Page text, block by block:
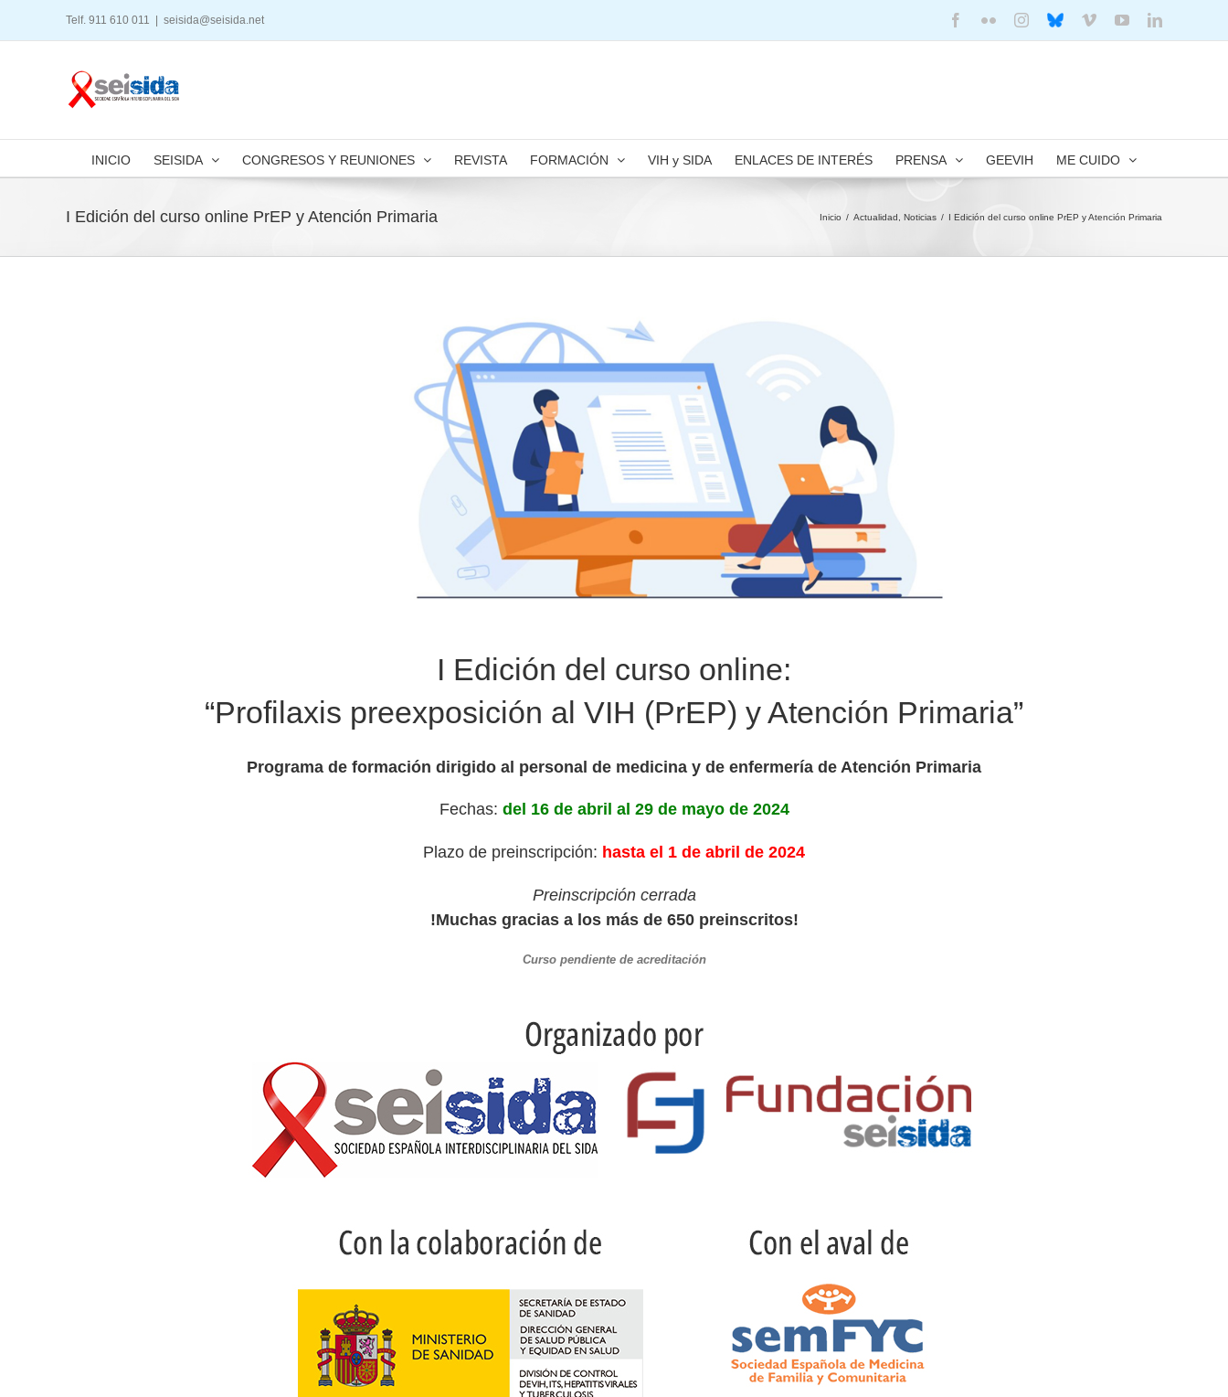
contenido
Telf. 911 610 011 seisida@seisida.net Facebook
FlickrInstagram
BlueskyVimeoYouTubeLinkedIn
INICIO SEISIDA CONGRESOS Y REUNIONES REVISTA FORMACIÓN VIH y SIDA ENLACES DE INTERÉS PRENSA GEEVIH ME CUIDO
I Edición del curso online PrEP y Atención Primaria Inicio / Actualidad Noticias / I Edición del curso online PrEP y Atención Primaria
I Edición del curso online:
“Profilaxis preexposición al VIH (PrEP) y Atención Primaria”
Programa de formación dirigido al personal de medicina y de enfermería de Atención Primaria
Fechas: del 16 de abril al 29 de mayo de 2024
Plazo de preinscripción: hasta el 1 de abril de 2024
Preinscripción cerrada
!Muchas gracias a los más de 650 preinscritos!
Curso pendiente de acreditación